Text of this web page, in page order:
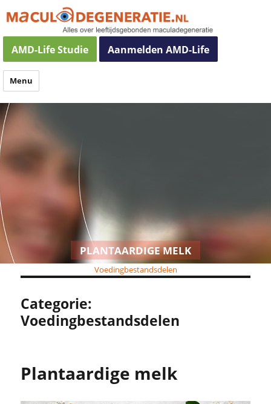
Maculadegeneratie
AMD-Life Studie Aanmelden AMD-Life
Menu
PLANTAARDIGE MELK
Voedingbestandsdelen
Categorie:
Voedingbestandsdelen
Plantaardige melk